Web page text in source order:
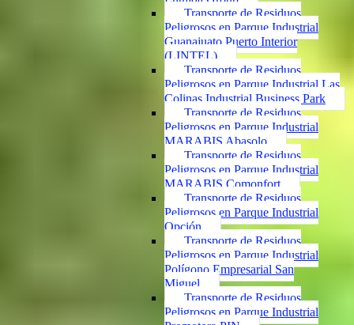
Transporte de Residuos
Peligrosos en Parque Industrial
Guanajuato Puerto Interior
(LINTEL)
Transporte de Residuos
Peligrosos en Parque Industrial Las
Colinas Industrial Business Park
Transporte de Residuos
Peligrosos en Parque Industrial
MARABIS Abasolo
Transporte de Residuos
Peligrosos en Parque Industrial
MARABIS Comonfort
Transporte de Residuos
Peligrosos en Parque Industrial
Opción
Transporte de Residuos
Peligrosos en Parque Industrial
Polígono Empresarial San
Miguel
Transporte de Residuos
Peligrosos en Parque Industrial